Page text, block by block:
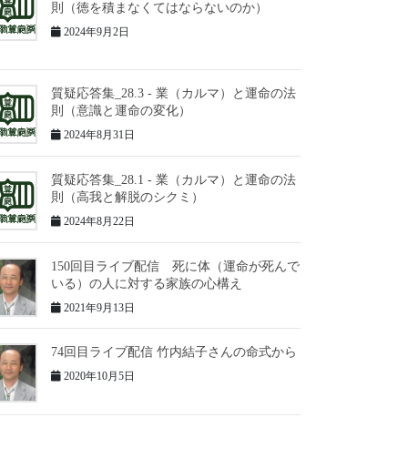
則（徳を積まなくてはならないのか）
2024年9月2日
質疑応答集_28.3 - 業（カルマ）と運命の法
則（意識と運命の変化）
2024年8月31日
質疑応答集_28.1 - 業（カルマ）と運命の法
則（高我と解脱のシクミ）
2024年8月22日
150回目ライブ配信 死に体（運命が死んで
いる）の人に対する家族の心構え
2021年9月13日
74回目ライブ配信 竹内結子さんの命式から
2020年10月5日